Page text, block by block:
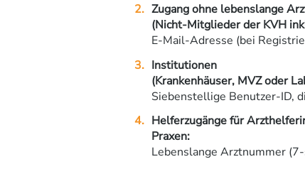
Zugang ohne lebenslange
(Nicht-Mitglieder der KVH
E-Mail-Adresse (bei
Institutionen
(Krankenhäuser, MVZ oder
Siebenstellige Benutzer-ID,
Helferzugänge für
Praxen:
Lebenslange Arztnummer